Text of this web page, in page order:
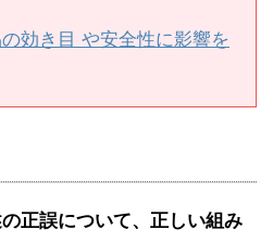
効き目 や安全性に影響を
正誤について、正しい組み